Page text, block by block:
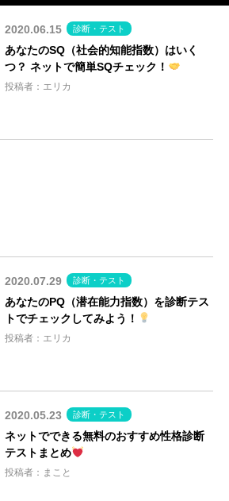
2020.06.15 診断・テスト
あなたのSQ（社会的知能指数）はいく
つ？ ネットで簡単SQチェック！
投稿者：エリカ
2020.07.29 診断・テスト
あなたのPQ（潜在能力指数）を診断テス
トでチェックしてみよう！
投稿者：エリカ
2020.05.23 診断・テスト
ネットでできる無料のおすすめ性格診断
テストまとめ
投稿者：まこと